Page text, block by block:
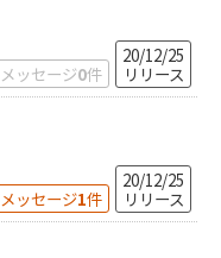
メッセージ0件
20/12/25
リリース
メッセージ1件
20/12/25
リリース